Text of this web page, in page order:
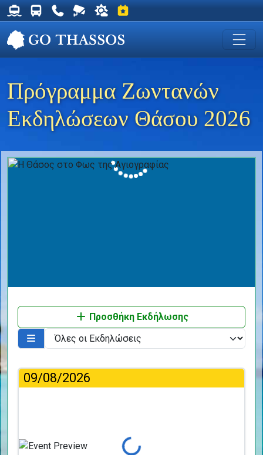
Δρομολόγια Φέρυ για Θάσο
Δρομολόγια Λεωφορείων Θάσου
Χρήσιμα Τηλέφωνα
Ζωντανή Κάμερα στη Χρυσή Ακτή
Ο καιρός στη Θάσο
Εκδηλώσεις στη Θάσο
Πρόγραμμα Ζωντανών
Εκδηλώσεων Θάσου 2026
Προσθήκη Εκδήλωσης
09/08/2026
Φόρτωση...